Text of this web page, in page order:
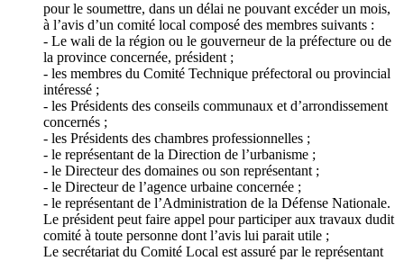
pour le soumettre, dans un délai ne pouvant excéder un mois,
à l’avis d’un comité local composé des membres suivants :
- Le wali de la région ou le gouverneur de la préfecture ou de
la province concernée, président ;
- les membres du Comité Technique préfectoral ou provincial
intéressé ;
- les Présidents des conseils communaux et d’arrondissement
concernés ;
- les Présidents des chambres professionnelles ;
- le représentant de la Direction de l’urbanisme ;
- le Directeur des domaines ou son représentant ;
- le Directeur de l’agence urbaine concernée ;
- le représentant de l’Administration de la Défense Nationale.
Le président peut faire appel pour participer aux travaux dudit
comité à toute personne dont l’avis lui parait utile ;
Le secrétariat du Comité Local est assuré par le représentant